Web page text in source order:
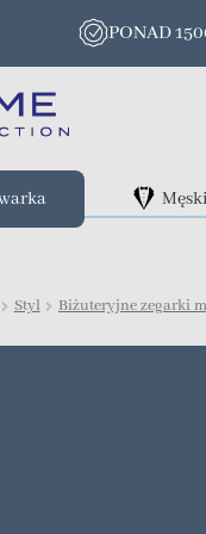
PONAD
Styl Biżuteryjne zegarki